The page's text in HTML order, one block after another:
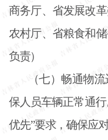
商务厅、省发展改
农村厅、省粮食和
负责）
（七）畅通物
保人员车辆正常通
优先”要求，确保应